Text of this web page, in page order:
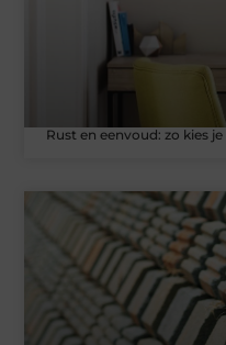
Rust en eenvoud: zo kies